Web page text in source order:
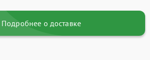
Подробнее о доставке